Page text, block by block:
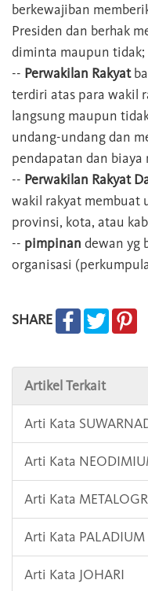
berkewajiban
Presiden dan berhak
diminta maupun tidak;
-- Perwakilan Rakyat
terdiri atas para wakil
langsung maupun
undang-undang dan
pendapatan dan biaya
-- Perwakilan Rakyat
wakil rakyat membuat
provinsi, kota, atau
-- pimpinan dewan yg
organisasi
SHARE
Artikel Terkait
Arti Kata
Arti Kata
Arti Kata
Arti Kata PALADIUM
Arti Kata JOHARI